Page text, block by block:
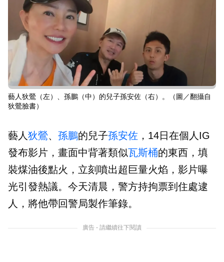
藝人狄鶯（左）、孫鵬（中）的兒子孫安佐（右）。（圖／翻攝自
狄鶯臉書）
藝人狄鶯、 孫鵬的兒子孫安佐 ，14日在個人IG
發布影片，畫面中背著類似瓦斯桶的東西，填
裝煤油後點火，立刻噴出超巨量火焰，影片曝
光引發熱議。今天清晨，警方持拘票到住處逮
人，將他帶回警局製作筆錄。
廣告 - 請繼續往下閱讀